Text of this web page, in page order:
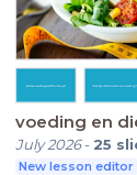
voeding en
July 2026- 25
New lesson editor